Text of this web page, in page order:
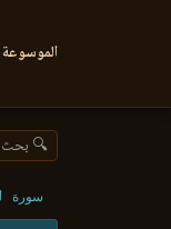
الموسوعة
🔍 بحث
سورة